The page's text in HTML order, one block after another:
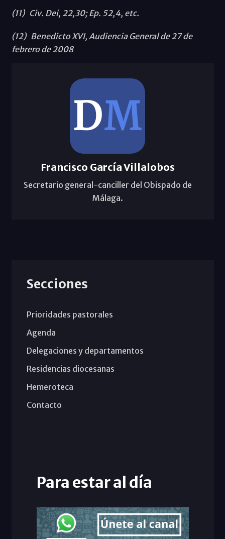
(11) Civ. Dei, 22,30; Ep. 52,4, etc.
(12) Benedicto XVI, Audiencia General de 27 de
febrero de 2008
Francisco García Villalobos
Secretario general-canciller del Obispado de
Málaga.
Secciones
Prioridades pastorales
Agenda
Delegaciones y departamentos
Residencias diocesanas
Hemeroteca
Contacto
Para estar al día